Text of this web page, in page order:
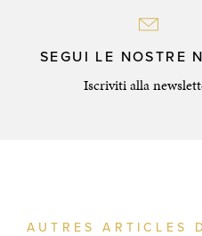
SEGUI LE NOSTRE
Iscriviti alla
AUTRES ARTICLES